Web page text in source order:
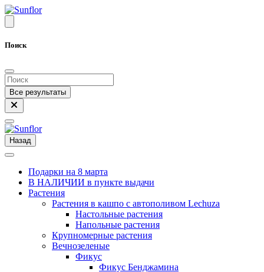
Поиск
Все результаты
Назад
Подарки на 8 марта
В НАЛИЧИИ в пункте выдачи
Растения
Растения в кашпо с автополивом Lechuza
Настольные растения
Напольные растения
Крупномерные растения
Вечнозеленые
Фикус
Фикус Бенджамина